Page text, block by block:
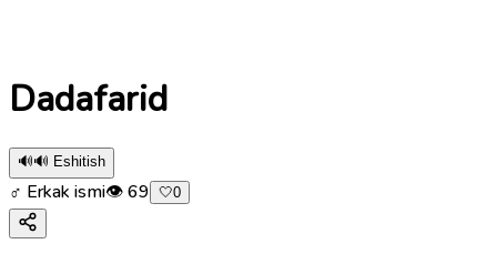
Dadafarid
🔊🔊 Eshitish
♂ Erkak ismi👁69 🤍0